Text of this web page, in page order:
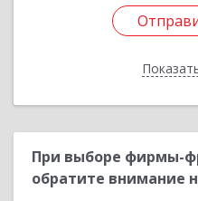
При выборе фирмы-
обратите внимание